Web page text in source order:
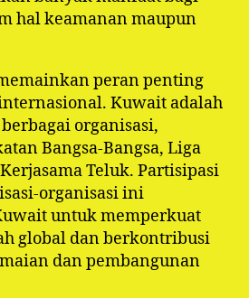
hal keamanan maupun
peran penting
Kuwait adalah
organisasi,
Bangsa-Bangsa, Liga
Teluk. Partisipasi
organisasi ini
untuk memperkuat
global dan berkontribusi
dan pembangunan